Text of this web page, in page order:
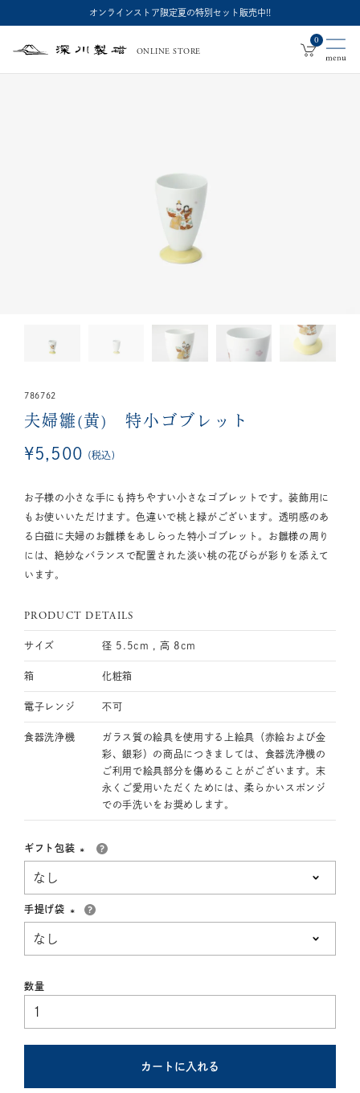
オンラインストア限定夏の特別セット販売中!!
深
ONLINE STORE
0
786762
夫婦雛(黄) 特小ゴブレット
¥5,500 税込
お子様の小さな手にも持ちやすい小さなゴブレットです。装飾用に
もお使いいただけます。色違いで桃と緑がございます。透明感のあ
る白磁に夫婦のお雛様をあしらった特小ゴブレット。お雛様の周り
には、絶妙なバランスで配置された淡い桃の花びらが彩りを添えて
います。
PRODUCT DETAILS
サイズ 径 5.5cm , 高 8cm
箱 化粧箱
電子レンジ 不可
食器洗浄機
ガラス質の絵具を使用する上絵具（赤絵および金
彩、銀彩）の商品につきましては、食器洗浄機の
ご利用で絵具部分を傷めることがございます。末
永くご愛用いただくためには、柔らかいスポンジ
での手洗いをお奨めします。
ギフト包装
手提げ袋
カートに入れる